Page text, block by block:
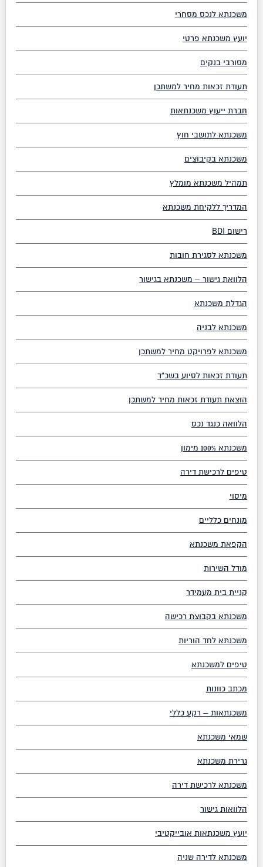
משכנתא לנכס מסחרי
יועץ משכנתא פרטי
מסורבי בנקים
תעודת זכאות מחיר למשתכן
חברת ייעוץ משכנתאות
משכנתא לתושבי חוץ
משכנתא בקיבוצים
תמהיל משכנתא מומלץ
המדריך ללקיחת משכנתא
רישום BDI
משכנתא לסגירת חובות
הלוואת גישור – משכנתא בגישור
הגדלת משכנתא
משכנתא לבניה
משכנתא לפרויקט מחיר למשתכן
תעודת זכאות לסיוע בשכ”ד
הוצאת תעודת זכאות מחיר למשתכן
הלוואה כנגד נכס
משכנתא 100% מימון
טיפים לרכישת דירה
מיסוי
מונחים כלליים
הקפאת משכנתא
מודל השירות
קניית בית מעמידר
משכנתא בקבוצת רכישה
משכנתא לחד הוריות
טיפים למשכנתא
מכתב כוונות
משכנתאות – רקע כללי
שמאי משכנתא
גרירת משכנתא
משכנתא לרכישת דירה
הלוואות גישור
יועץ משכנתאות אובייקטיבי
משכנתא לדירה שניה